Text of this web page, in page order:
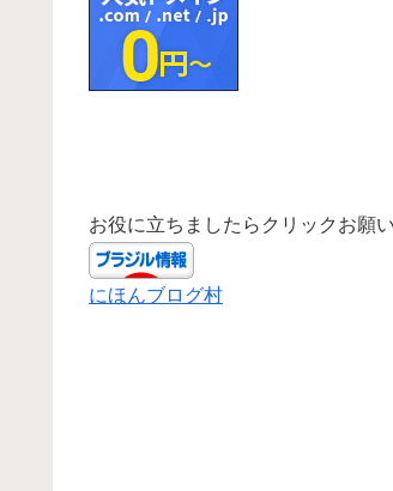
お役に立ちましたらクリックお願
にほんブログ村